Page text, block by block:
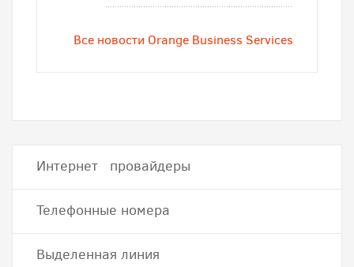
Все новости Orange Business Services
Интернет провайдеры
Телефонные номера
Выделенная линия